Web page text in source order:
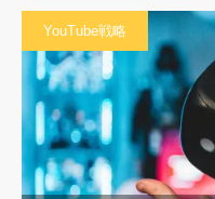
YouTube戦略